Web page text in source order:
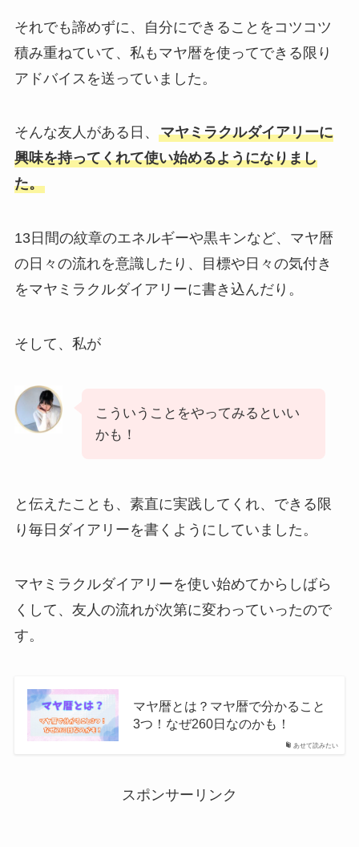
それでも諦めずに、自分にできることをコツコツ
積み重ねていて、私もマヤ暦を使ってできる限り
アドバイスを送っていました。
そんな友人がある日、 マヤミラクルダイアリーに
興味を持ってくれて使い始めるようになりまし
た。
13日間の紋章のエネルギーや黒キンなど、マヤ暦
の日々の流れを意識したり、目標や日々の気付き
をマヤミラクルダイアリーに書き込んだり。
そして、私が
こういうことをやってみるといい
かも！
と伝えたことも、素直に実践してくれ、できる限
り毎日ダイアリーを書くようにしていました。
マヤミラクルダイアリーを使い始めてからしばら
くして、友人の流れが次第に変わっていったので
す。
あせて読みたい
マヤ暦とは？マヤ暦で分かること
3つ！なぜ260日なのかも！
スポンサーリンク